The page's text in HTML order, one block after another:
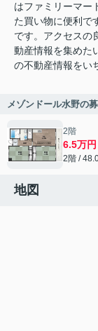
はファミリーマー
た買い物に便利で
です。アクセスの
動産情報を集めた
の不動産情報をい
メゾンドール水野の
2階
6.5万円
2階 /
地図